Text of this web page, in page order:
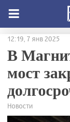
12:19, 7 янв 2025
В
мост
Новости